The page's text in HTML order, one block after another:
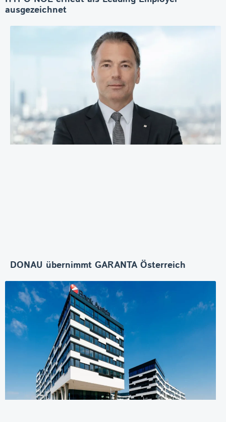
ausgezeichnet
DONAU übernimmt GARANTA Österreich